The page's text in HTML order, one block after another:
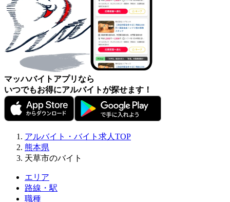
マッハバイトアプリなら
いつでもお得にアルバイトが探せます！
アルバイト・バイト求人TOP
熊本県
天草市のバイト
エリア
路線・駅
職種